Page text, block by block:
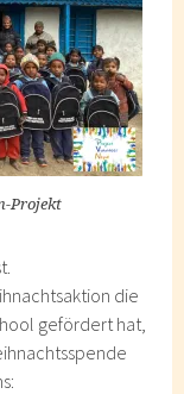
Projekt
die
gefördert hat,